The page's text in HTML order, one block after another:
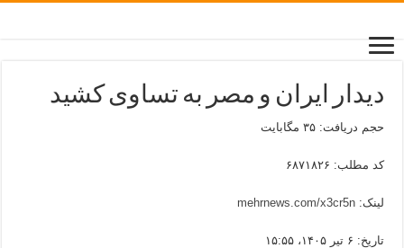
دیدار ایران و مصر به تساوی کشید
حجم دریافت: ۳۵ مگابایت
کد مطلب: ۶۸۷۱۸۲۶
لینک:mehrnews.com/x3cr5n
تاریخ: ۶ تیر ۱۴۰۵، ۱۵:۵۵